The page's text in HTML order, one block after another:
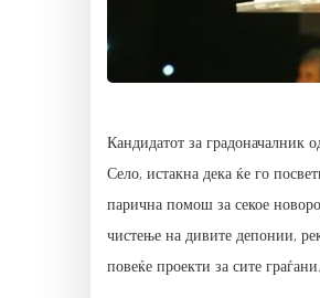
Кандидатот за
Село, истакна дека ќе го
парична помош за секое
чистење на дивите депонии,
повеќе проекти за сите граѓани.